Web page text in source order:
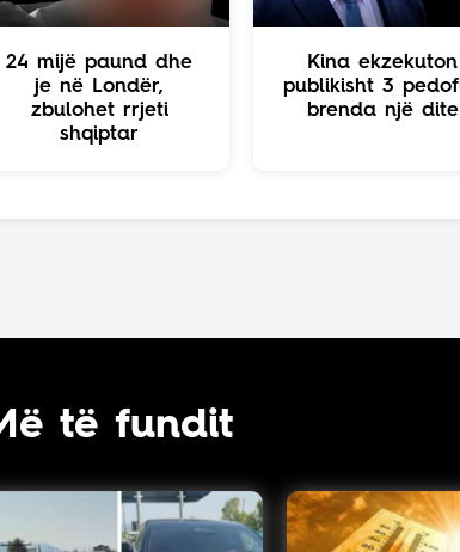
24 mijë paund dhe
je në Londër,
zbulohet rrjeti
shqiptar
Kina ekzekuton
publikisht 3
brenda një dite
të fundit